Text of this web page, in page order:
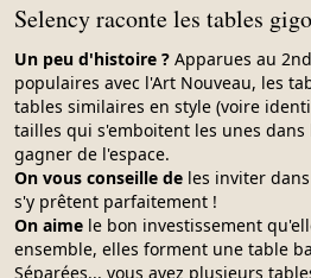
Selency raconte les tables
Un peu d'histoire ? Apparues au
populaires avec l'Art Nouveau, les
tables similaires en style (voire
tailles qui s'emboitent les unes
gagner de l'espace.
On vous conseille de les inviter
s'y prêtent parfaitement !
On aime le bon investissement
ensemble, elles forment une table
Séparées... vous avez plusieurs